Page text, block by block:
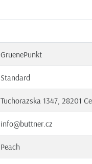
GruenePunkt
Standard
Tuchorazska 1347, 28201
info@buttner.cz
Peach